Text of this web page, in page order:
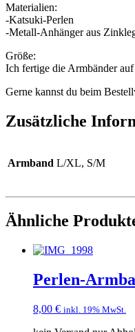
Materialien:
-Katsuki-Perlen
-Metall-Anhänger aus
Größe:
Ich fertige die Armbänder
Gerne kannst du beim
Zusätzliche
Armband L/XL, S/M
Ähnliche
Perlen-
8,00 € inkl. 19% MwSt.